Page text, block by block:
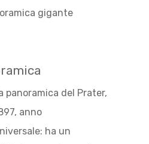
gigante
panoramica del Prater,
anno
ha un